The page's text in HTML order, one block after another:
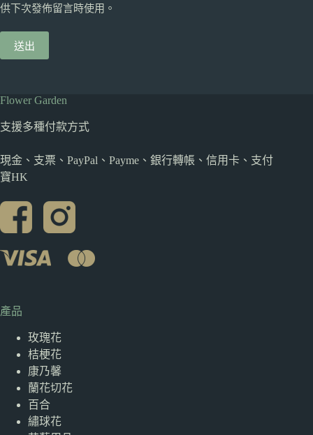
供下次發佈留言時使用。
送出
Flower Garden
支援多種付款方式
現金、支票、PayPal、Payme、銀行轉帳、信用卡、支付
寶HK
產品
玫瑰花
桔梗花
康乃馨
蘭花切花
百合
繡球花